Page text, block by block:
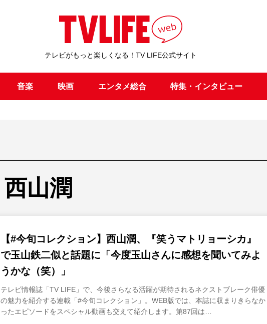
テレビがもっと楽しくなる！TV LIFE公式サイト
音楽 映画 エンタメ総合 特集・インタビュー
西山潤
【#今旬コレクション】西山潤、『笑うマトリョーシカ』
で玉山鉄二似と話題に「今度玉山さんに感想を聞いてみよ
うかな（笑）」
テレビ情報誌「TV LIFE」で、今後さらなる活躍が期待されるネクストブレーク俳優
の魅力を紹介する連載「#今旬コレクション」。WEB版では、本誌に収まりきらなか
ったエピソードをスペシャル動画も交えて紹介します。第87回は…